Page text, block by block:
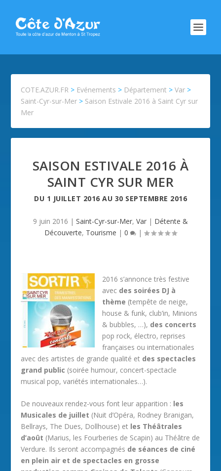
COTE.AZUR.FR > Evénements > Département >Var >
Saint-Cyr-sur-Mer > Saison Estivale 2016 à Saint Cyr sur
Mer
SAISON ESTIVALE 2016 À
SAINT CYR SUR MER
DU 1 JUILLET 2016 AU 30 SEPTEMBRE 2016
9 juin 2016 | Saint-Cyr-sur-Mer, Var | Détente &
Découverte, Tourisme | 0 |
2016 s’annonce très festive
avec des soirées DJ à
thème (tempête de neige,
house & funk, club’in, Minions
& bubbles, …), des concerts
pop rock, électro, reprises
françaises ou internationales
avec des artistes de grande qualité et des spectacles
grand public (soirée humour, concert-spectacle
musical pop, variétés internationales…).
De nouveaux rendez-vous font leur apparition : les
Musicales de juillet (Nuit d’Opéra, Rodney Branigan,
Bellrays, The Dues, Dollhouse) et les Théâtrales
d’août (Marius, les Fourberies de Scapin) au Théâtre de
Verdure. Ils seront accompagnés de séances de ciné
en plein air et de spectacles en grosse